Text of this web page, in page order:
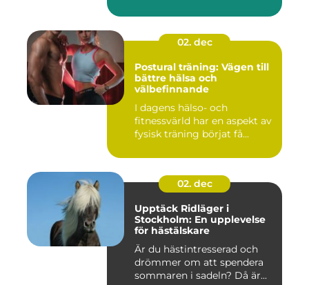
02. dec
Postural träning: Vägen till
bättre hälsa och
välbefinnande
I dagens hälso- och
fitnessvärld har en aspekt av
fysisk träning börjat få...
02. dec
Upptäck Ridläger i
Stockholm: En upplevelse
för hästälskare
Är du hästintresserad och
drömmer om att spendera
sommaren i sadeln? Då är...